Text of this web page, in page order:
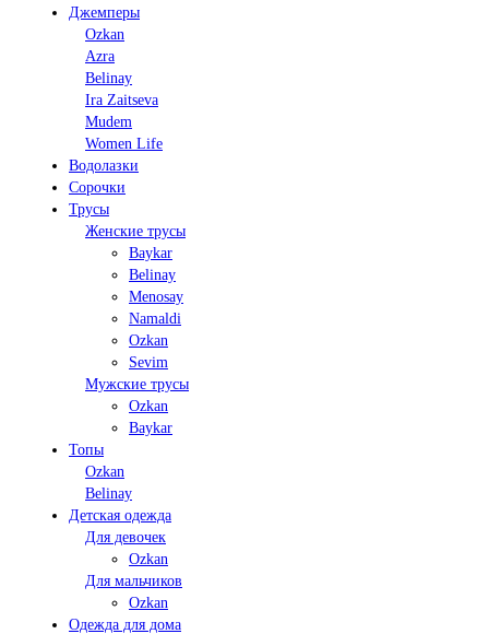
Джемперы
Ozkan
Azra
Belinay
Ira Zaitseva
Mudem
Women Life
Водолазки
Сорочки
Трусы
Женские трусы
Baykar
Belinay
Menosay
Namaldi
Ozkan
Sevim
Мужские трусы
Ozkan
Baykar
Топы
Ozkan
Belinay
Детская одежда
Для девочек
Ozkan
Для мальчиков
Ozkan
Одежда для дома